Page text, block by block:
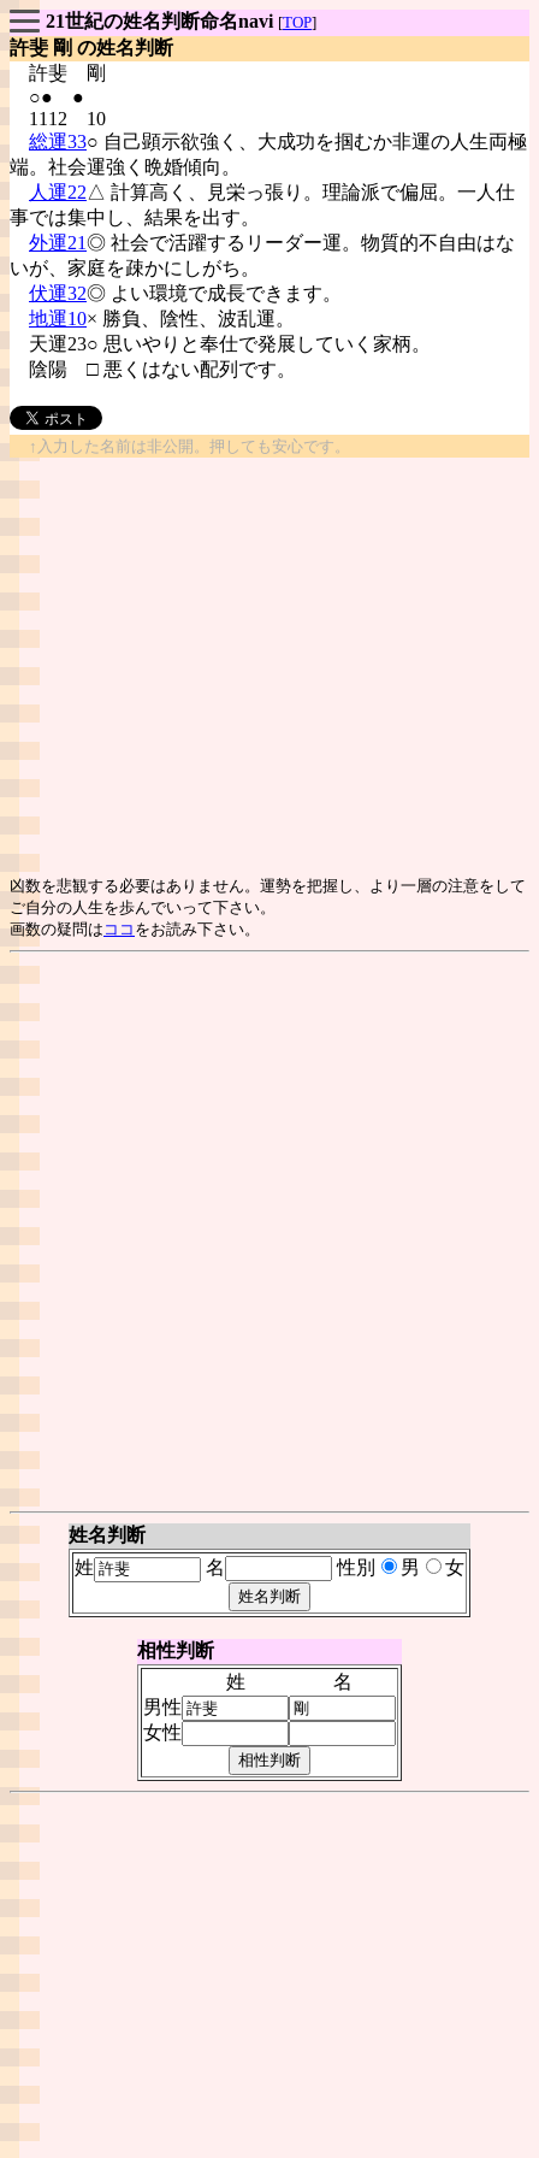
21世紀の姓名判断命名navi [TOP]
許斐 剛 の姓名判断
許斐
剛
○● ●
1112 10
総運33○ 自己顕示欲強く、大成功を掴むか非運の人生両極
端。社会運強く晩婚傾向。
人運22△ 計算高く、見栄っ張り。理論派で偏屈。一人仕
事では集中し、結果を出す。
外運21◎ 社会で活躍するリーダー運。物質的不自由はな
いが、家庭を疎かにしがち。
伏運32◎ よい環境で成長できます。
地運10× 勝負、陰性、波乱運。
天運23○ 思いやりと奉仕で発展していく家柄。
陰陽 □ 悪くはない配列です。
↑入力した名前は非公開。押しても安心です。
凶数を悲観する必要はありません。運勢を把握し、より一層の注意をして
ご自分の人生を歩んでいって下さい。
画数の疑問は ココ をお読み下さい。
姓名判断
姓
名 性別 男 女
相性判断
姓
名
男性
女性